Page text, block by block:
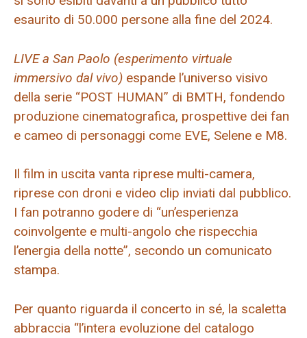
esaurito di 50.000 persone alla fine del 2024.
LIVE a San Paolo (esperimento virtuale
immersivo dal vivo) espande l’universo visivo
della serie “POST HUMAN” di BMTH, fondendo
produzione cinematografica, prospettive dei fan
e cameo di personaggi come EVE, Selene e M8.
Il film in uscita vanta riprese multi-camera,
riprese con droni e video clip inviati dal pubblico.
I fan potranno godere di “un’esperienza
coinvolgente e multi-angolo che rispecchia
l’energia della notte”, secondo un comunicato
stampa.
Per quanto riguarda il concerto in sé, la scaletta
abbraccia “l’intera evoluzione del catalogo